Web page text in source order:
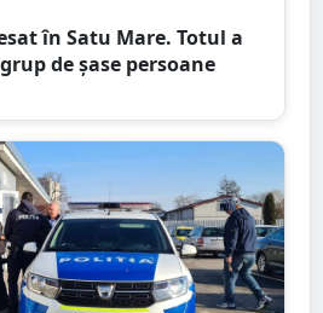
în Satu Mare. Totul a
de șase persoane